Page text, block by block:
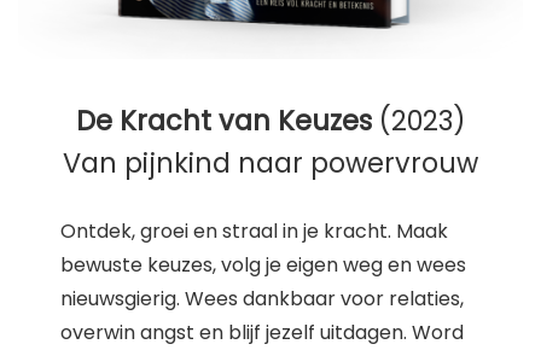
De Kracht van Keuzes (2023)
Van pijnkind naar powervrouw
Ontdek, groei en straal in je kracht. Maak
bewuste keuzes, volg je eigen weg en wees
nieuwsgierig. Wees dankbaar voor relaties,
overwin angst en blijf jezelf uitdagen. Word